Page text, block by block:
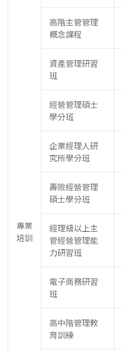
專業
培訓
高階主管管理
概念課程
資產管理研習
班
經營管理碩士
學分班
企業經理人研
究所學分班
壽險經營管理
碩士學分班
經理級以上主
管經營管理能
力研習班
電子商務研習
班
高中階管理教
育訓練